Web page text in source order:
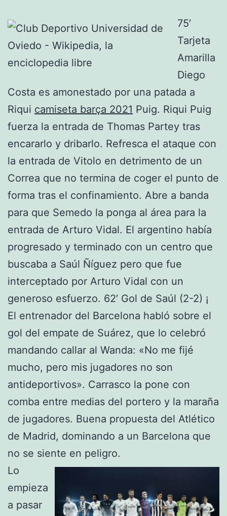
75′
Tarjeta
Amarilla
Diego
Costa es amonestado por una patada a
Riqui camiseta barça 2021 Puig. Riqui Puig
fuerza la entrada de Thomas Partey tras
encararlo y dribarlo. Refresca el ataque con
la entrada de Vitolo en detrimento de un
Correa que no termina de coger el punto de
forma tras el confinamiento. Abre a banda
para que Semedo la ponga al área para la
entrada de Arturo Vidal. El argentino había
progresado y terminado con un centro que
buscaba a Saúl Ñíguez pero que fue
interceptado por Arturo Vidal con un
generoso esfuerzo. 62′ Gol de Saúl (2-2) ¡
El entrenador del Barcelona habló sobre el
gol del empate de Suárez, que lo celebró
mandando callar al Wanda: «No me fijé
mucho, pero mis jugadores no son
antideportivos». Carrasco la pone con
comba entre medias del portero y la maraña
de jugadores. Buena propuesta del Atlético
de Madrid, dominando a un Barcelona que
no se siente en peligro.
Lo
empieza
a pasar